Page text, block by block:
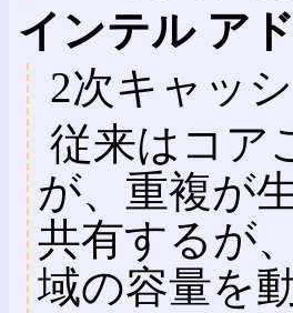
インテル ア
2次キャッ
従来はコア
が、重複が
共有するが
域の容量を